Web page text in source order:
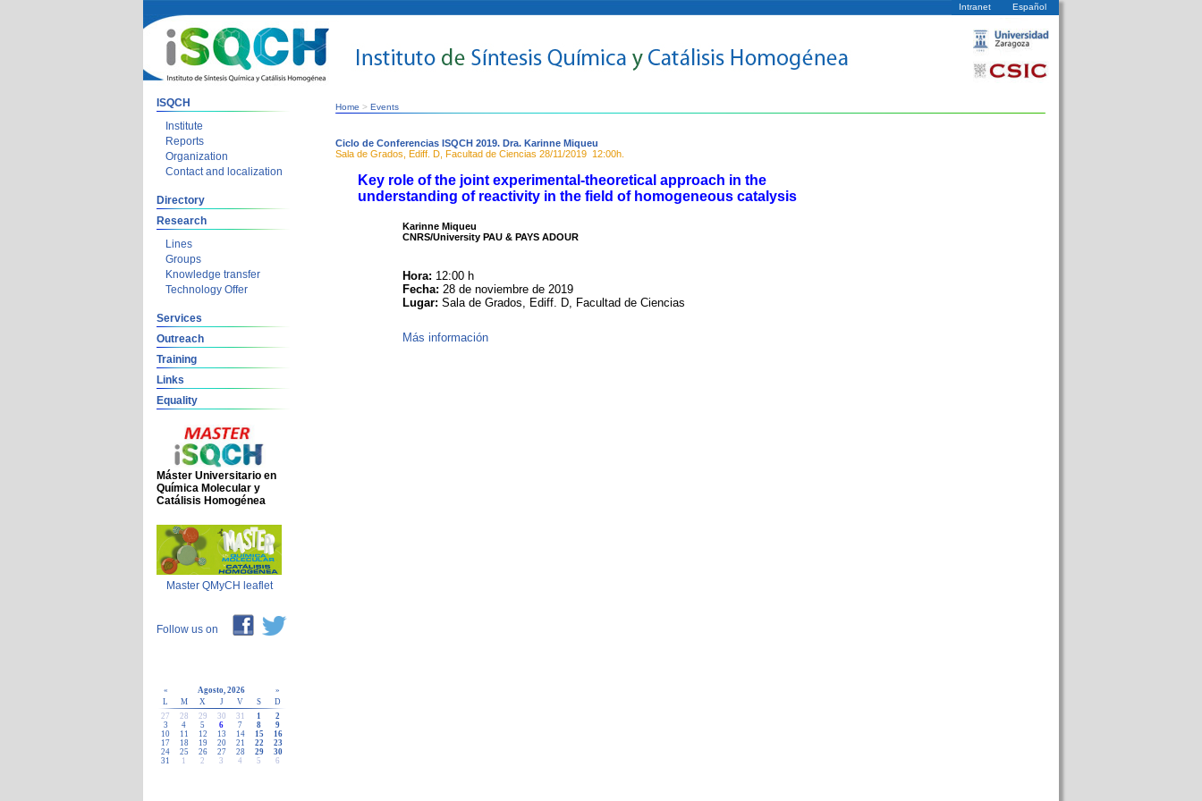
Intranet Español
ISQCH
Institute
Reports
Organization
Contact and localization
Directory
Research
Lines
Groups
Knowledge transfer
Technology Offer
Services
Outreach
Training
Links
Equality
Máster Universitario en
Química Molecular y
Catálisis Homogénea
Master QMyCH leaflet
Follow us on
« Agosto, 2026
»
L
M X J V S
D
27
28 29 30 31 1
2
3
4 5 6 7 8
9
10
11 12 13 14 15
16
17
18 19 20 21 22
23
24
25 26 27 28 29
30
31
1 2 3 4 5 6
Home > Events
Ciclo de Conferencias ISQCH 2019. Dra. Karinne Miqueu
Sala de Grados, Ediff. D, Facultad de Ciencias 28/11/2019 12:00h.
Key role of the joint experimental-theoretical approach in the
understanding of reactivity in the field of homogeneous catalysis
Karinne Miqueu
CNRS/University PAU & PAYS ADOUR
Hora: 12:00 h
Fecha: 28 de noviembre de 2019
Lugar: Sala de Grados, Ediff. D, Facultad de Ciencias
Más información